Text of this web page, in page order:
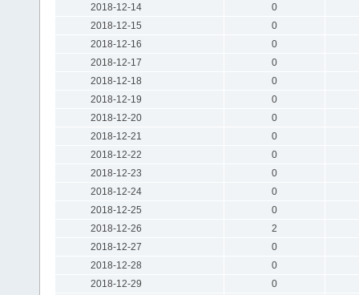
2018-12-14
0
2018-12-15
0
2018-12-16
0
2018-12-17
0
2018-12-18
0
2018-12-19
0
2018-12-20
0
2018-12-21
0
2018-12-22
0
2018-12-23
0
2018-12-24
0
2018-12-25
0
2018-12-26
2
2018-12-27
0
2018-12-28
0
2018-12-29
0